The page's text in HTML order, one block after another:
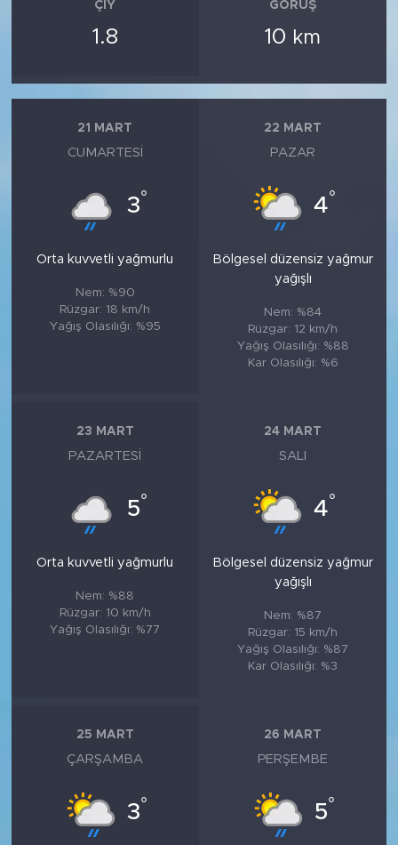
ÇIY
1.8
GÖRÜŞ
10 km
21 MART
CUMARTESI
3°
Orta kuvvetli yağmurlu
Nem: %90
Rüzgar: 18 km/h
Yağış Olasılığı: %95
22 MART
PAZAR
4°
Bölgesel düzensiz yağmur
yağışlı
Nem: %84
Rüzgar: 12 km/h
Yağış Olasılığı: %88
Kar Olasılığı: %6
23 MART
PAZARTESI
5°
Orta kuvvetli yağmurlu
Nem: %88
Rüzgar: 10 km/h
Yağış Olasılığı: %77
24 MART
SALI
4°
Bölgesel düzensiz yağmur
yağışlı
Nem: %87
Rüzgar: 15 km/h
Yağış Olasılığı: %87
Kar Olasılığı: %3
25 MART
ÇARŞAMBA
3°
26 MART
PERŞEMBE
5°